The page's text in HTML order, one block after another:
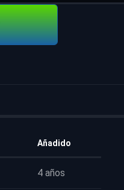
Añadido
4 años